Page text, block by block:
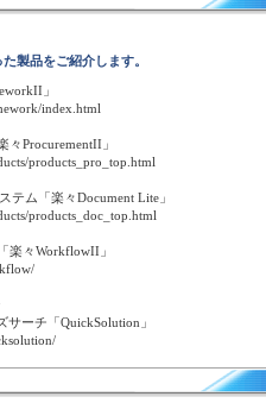
製品をご紹介します。
」
index.html
ProcurementII」
products_pro_top.html
テム「楽々Document Lite」
products_doc_top.html
楽々WorkflowII」
ーチ「QuickSolution」